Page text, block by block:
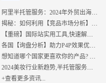
阿里半托管服务：2024年外贸出海热潮的主旋律
揭秘：如何利用【竞品市场分析】优化店铺流量？
【重磅】国际站实用工具,快速解决运营中的5大琐事，一键提升运营效率!
各国【询盘分析】助力P4P效果优化,提升ROI!
想知道哪个国家更喜欢你的产品? 来这找到答案!
2024美妆行业新趋势,半托管服务抢占流量红利
+查看更多资讯...